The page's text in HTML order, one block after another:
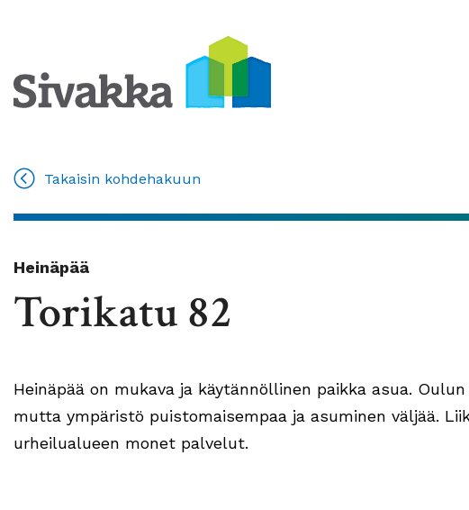
Takaisin kohdehakuun
Heinäpää
Torikatu 82
Heinäpää on mukava ja käytännöllinen paikka asua.
mutta ympäristö puistomaisempaa ja asuminen väljää.
urheilualueen monet palvelut.